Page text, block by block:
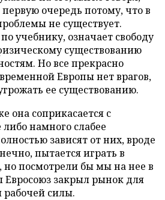
первую очередь потому, что в
не существует.
учебнику, означает свободу
существованию
Но все прекрасно
Европы нет врагов,
ее существованию.
она соприкасается с
намного слабее
зависят от них, вроде
пытается играть в
но посмотрели бы мы на нее в
Евросоюз закрыл рынок для
рабочей силы.